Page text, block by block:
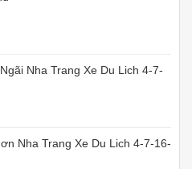
Nha Trang Xe Du Lich 4-7-
Nha Trang Xe Du Lich 4-7-16-